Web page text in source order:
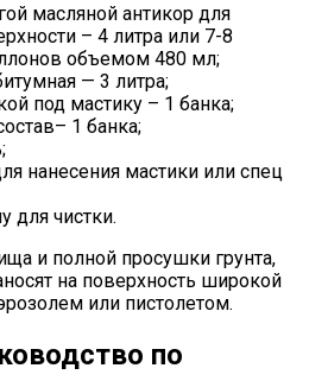
масляной антикор для
– 4 литра или 7-8
объемом 480 мл;
— 3 литра;
под мастику – 1 банка;
1 банка;
нанесения мастики или спец
для чистки.
и полной просушки грунта,
на поверхность широкой
или пистолетом.
по